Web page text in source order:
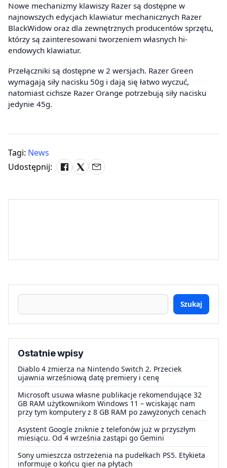
Nowe mechanizmy klawiszy Razer są dostępne w
najnowszych edycjach klawiatur mechanicznych Razer
BlackWidow oraz dla zewnętrznych producentów sprzętu,
którzy są zainteresowani tworzeniem własnych hi-
endowych klawiatur.
Przełączniki są dostępne w 2 wersjach. Razer Green
wymagają siły nacisku 50g i dają się łatwo wyczuć,
natomiast cichsze Razer Orange potrzebują siły nacisku
jedynie 45g.
Tagi: News
Udostępnij:
Szukaj
Ostatnie wpisy
Diablo 4 zmierza na Nintendo Switch 2. Przeciek
ujawnia wrześniową datę premiery i cenę
Microsoft usuwa własne publikacje rekomendujące 32
GB RAM użytkownikom Windows 11 – wciskając nam
przy tym komputery z 8 GB RAM po zawyżonych cenach
Asystent Google zniknie z telefonów już w przyszłym
miesiącu. Od 4 września zastąpi go Gemini
Sony umieszcza ostrzeżenia na pudełkach PS5. Etykieta
informuje o końcu gier na płytach